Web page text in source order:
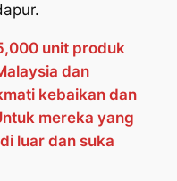
unit produk
dan
kebaikan dan
mereka yang
luar dan suka